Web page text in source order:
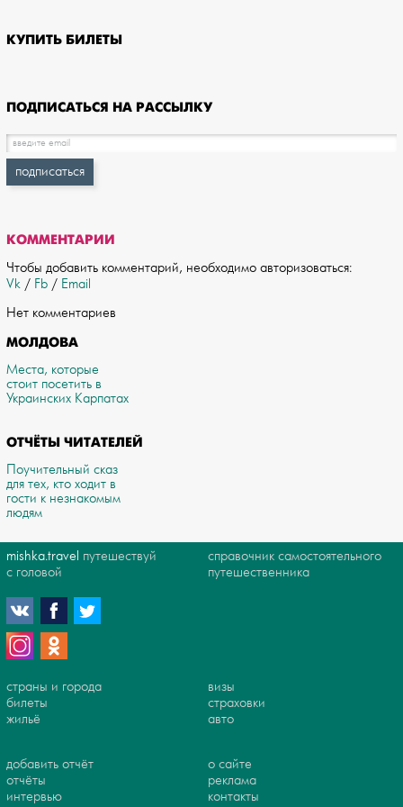
КУПИТЬ БИЛЕТЫ
ПОДПИСАТЬСЯ НА РАССЫЛКУ
КОММЕНТАРИИ
Чтобы добавить комментарий, необходимо авторизоваться:
Vk / Fb / Email
Нет комментариев
МОЛДОВА
Места, которые
стоит посетить в
Украинских Карпатах
ОТЧЁТЫ ЧИТАТЕЛЕЙ
Поучительный сказ
для тех, кто ходит в
гости к незнакомым
людям
mishka.travel путешествуй
с головой
справочник самостоятельного
путешественника
страны и города
билеты
жильё
визы
страховки
авто
добавить отчёт
отчёты
интервью
о сайте
реклама
контакты